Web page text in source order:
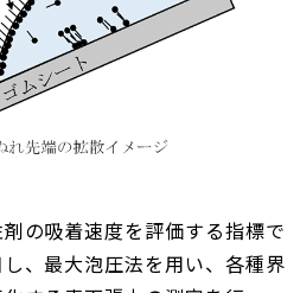
の吸着速度を評価する指標で
、最大泡圧法を用い、各種界